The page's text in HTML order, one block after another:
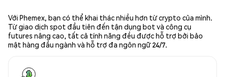
Với Phemex, bạn có thể khai thác nhiều hơn từ crypto của mình.
Từ giao dịch spot đầu tiên đến tận dụng bot và công cụ
futures nâng cao, tất cả tính năng đều được hỗ trợ bởi bảo
mật hàng đầu ngành và hỗ trợ đa ngôn ngữ 24/7.